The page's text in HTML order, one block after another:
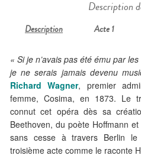
Description
Description Acte 1
« Si je n’avais pas été ému par
je ne serais jamais devenu
Richard Wagner, premier
femme, Cosima, en 1873. Le
connut cet opéra dès sa
Beethoven, du poète Hoffmann
sans cesse à travers Berlin
troisième acte comme le raconte